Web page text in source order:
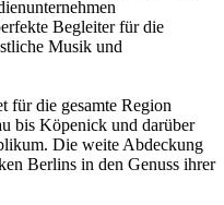
Begleiter für die
Musik und
für die gesamte Region
bis Köpenick und darüber
Die weite Abdeckung
Berlins in den Genuss ihrer